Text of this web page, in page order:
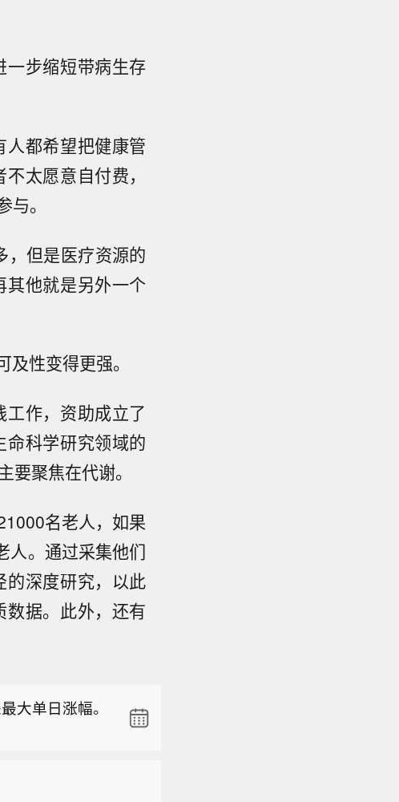
一步缩短带病生存
都希望把健康管
太愿意自付费，
。
，但是医疗资源的
其他就是另外一个
性变得更强。
作，资助成立了
科学研究领域的
聚焦在代谢。
名老人，如果
人。通过采集他们
的深度研究，以此
据。此外，还有
时间6日获
他含多晶硅
企业在关税
大单日涨幅。